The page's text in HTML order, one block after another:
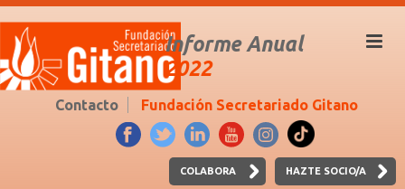
Informe Anual
2022
Contacto Fundación Secretariado Gitano
COLABORA HAZTE SOCIO/A